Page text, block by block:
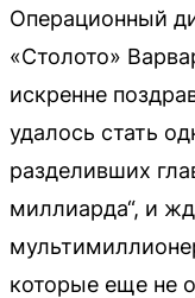
Операционный
«Столото»
искренне
удалось стать
разделивших
миллиарда“, и
которые еще не